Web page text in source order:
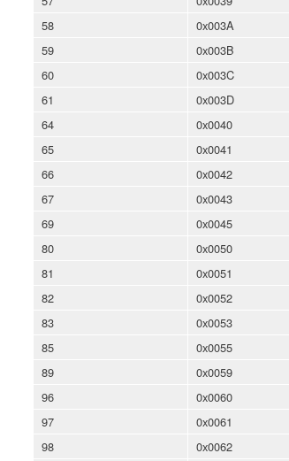
58
0x003A
59
0x003B
60
0x003C
61
0x003D
64
0x0040
65
0x0041
66
0x0042
67
0x0043
69
0x0045
80
0x0050
81
0x0051
82
0x0052
83
0x0053
85
0x0055
89
0x0059
96
0x0060
97
0x0061
98
0x0062